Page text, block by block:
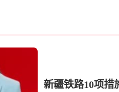
新疆铁路10项措